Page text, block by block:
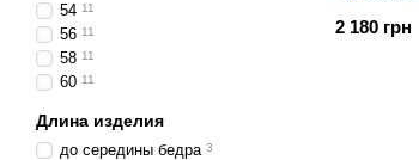
2 180 грн
54 11
56 11
58 11
60 11
Длина изделия
до середины бедра 3